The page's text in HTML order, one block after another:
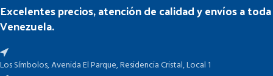
Excelentes precios, atención de calidad y envíos a toda
Venezuela.
Los Símbolos, Avenida El Parque, Residencia Cristal, Local 1